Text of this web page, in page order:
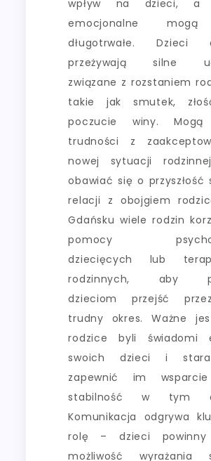
wpływ na dzieci, a
emocjonalne
długotrwałe. Dzieci
przeżywają silne
związane z rozstaniem
takie jak smutek,
poczucie winy.
trudności z
nowej sytuacji
obawiać się o przyszłość
relacji z obojgiem
Gdańsku wiele rodzin
pomocy
dziecięcych lub
rodzinnych, aby
dzieciom przejść
trudny okres. Ważne
rodzice byli świadomi
swoich dzieci i
zapewnić im
stabilność w tym
Komunikacja odgrywa
rolę – dzieci
możliwość wyrażania